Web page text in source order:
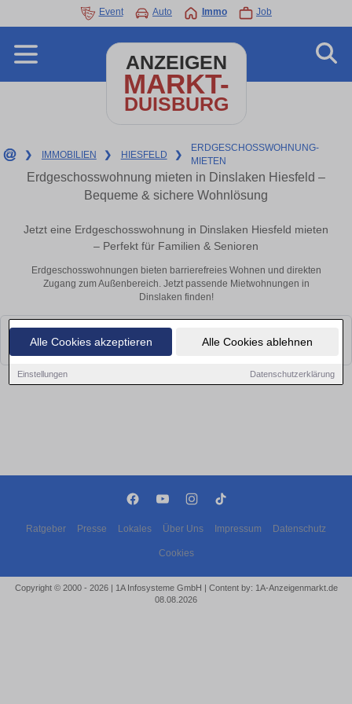
Alle Cookies akzeptieren Alle Cookies ablehnen
Einstellungen Datenschutzerklärung
Event Auto Immo Job
ANZEIGEN
MARKT-
DUISBURG
❯ IMMOBILIEN ❯ HIESFELD ❯
ERDGESCHOSSWOHNUNG-
MIETEN
Erdgeschosswohnung mieten in Dinslaken Hiesfeld –
Bequeme & sichere Wohnlösung
Jetzt eine Erdgeschosswohnung in Dinslaken Hiesfeld mieten
– Perfekt für Familien & Senioren
Erdgeschosswohnungen bieten barrierefreies Wohnen und direkten
Zugang zum Außenbereich. Jetzt passende Mietwohnungen in
Dinslaken finden!
Leider konnten wir derzeit keine passenden Objekte finden. Schauen Sie
bald wieder vorbei!
Ratgeber Presse Lokales Über Uns Impressum Datenschutz
Cookies
Copyright © 2000 - 2026 | 1A Infosysteme GmbH | Content by: 1A-Anzeigenmarkt.de
08.08.2026